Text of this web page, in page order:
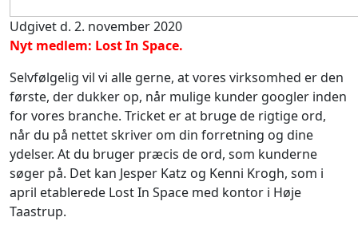
Udgivet d. 2. november 2020
Nyt medlem: Lost In Space.
Selvfølgelig vil vi alle gerne, at vores virksomhed er den
første, der dukker op, når mulige kunder googler inden
for vores branche. Tricket er at bruge de rigtige ord,
når du på nettet skriver om din forretning og dine
ydelser. At du bruger præcis de ord, som kunderne
søger på. Det kan Jesper Katz og Kenni Krogh, som i
april etablerede Lost In Space med kontor i Høje
Taastrup.